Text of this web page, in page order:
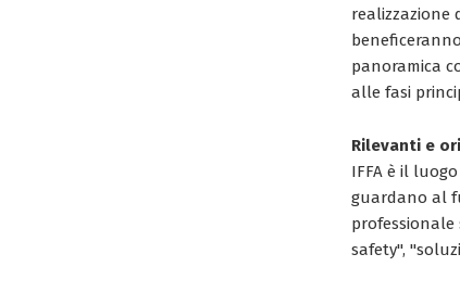
realizzazione
panoramica
alle fasi
Rilevanti e
IFFA è il
guardano al
professionale
safety",